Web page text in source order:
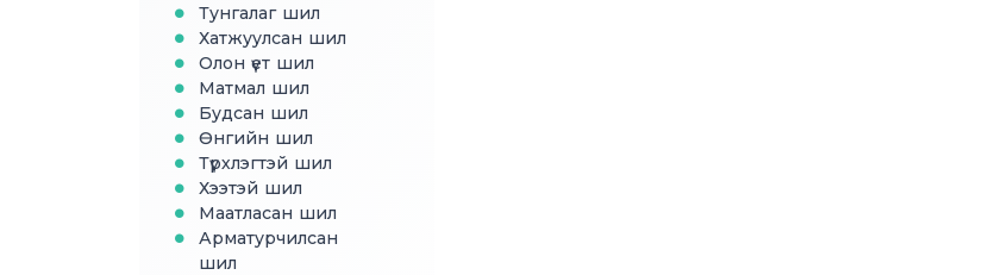
Тунгалаг шил
Хатжуулсан шил
Олон үет шил
Матмал шил
Будсан шил
Өнгийн шил
Түрхлэгтэй шил
Хээтэй шил
Маатласан шил
Арматурчилсан
шил